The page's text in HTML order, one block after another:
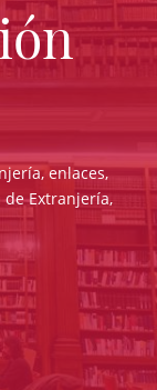
enlaces,
Extranjería,